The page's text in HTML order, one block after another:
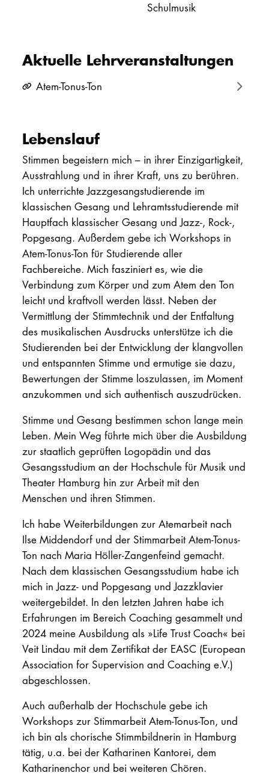
Schulmusik
Aktuelle Lehrveranstaltungen
Atem-Tonus-Ton
Lebenslauf
Stimmen begeistern mich – in ihrer Einzigartigkeit,
Ausstrahlung und in ihrer Kraft, uns zu berühren.
Ich unterrichte Jazzgesangstudierende im
klassischen Gesang und Lehramtsstudierende mit
Hauptfach klassischer Gesang und Jazz-, Rock-,
Popgesang. Außerdem gebe ich Workshops in
Atem-Tonus-Ton für Studierende aller
Fachbereiche. Mich fasziniert es, wie die
Verbindung zum Körper und zum Atem den Ton
leicht und kraftvoll werden lässt. Neben der
Vermittlung der Stimmtechnik und der Entfaltung
des musikalischen Ausdrucks unterstütze ich die
Studierenden bei der Entwicklung der klangvollen
und entspannten Stimme und ermutige sie dazu,
Bewertungen der Stimme loszulassen, im Moment
anzukommen und sich authentisch auszudrücken.
Stimme und Gesang bestimmen schon lange mein
Leben. Mein Weg führte mich über die Ausbildung
zur staatlich geprüften Logopädin und das
Gesangsstudium an der Hochschule für Musik und
Theater Hamburg hin zur Arbeit mit den
Menschen und ihren Stimmen.
Ich habe Weiterbildungen zur Atemarbeit nach
Ilse Middendorf und der Stimmarbeit Atem-Tonus-
Ton nach Maria Höller-Zangenfeind gemacht.
Nach dem klassischen Gesangsstudium habe ich
mich in Jazz- und Popgesang und Jazzklavier
weitergebildet. In den letzten Jahren habe ich
Erfahrungen im Bereich Coaching gesammelt und
2024 meine Ausbildung als »Life Trust Coach« bei
Veit Lindau mit dem Zertifikat der EASC (European
Association for Supervision and Coaching e.V.)
abgeschlossen.
Auch außerhalb der Hochschule gebe ich
Workshops zur Stimmarbeit Atem-Tonus-Ton, und
ich bin als chorische Stimmbildnerin in Hamburg
tätig, u.a. bei der Katharinen Kantorei, dem
Katharinenchor und bei weiteren Chören.